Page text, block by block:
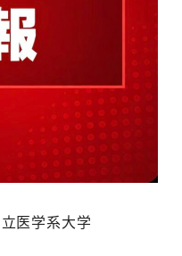
医学系大学